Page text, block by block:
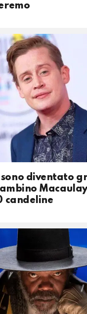
diventato
candeline